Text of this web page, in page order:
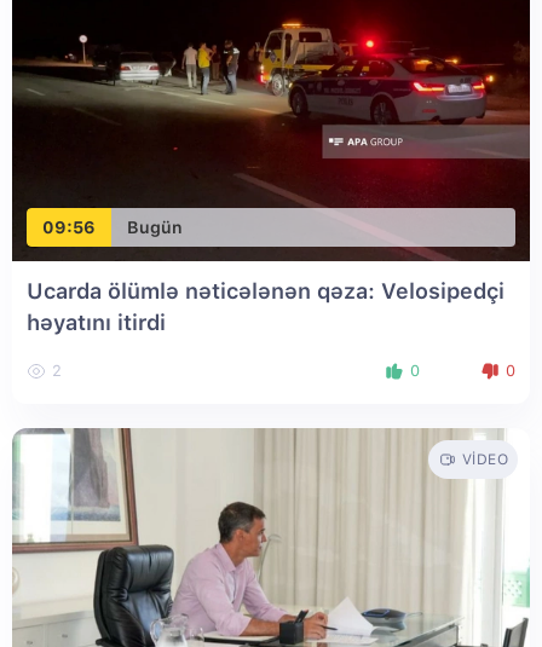
09:56 Bugün
Ucarda ölümlə nəticələnən qəza: Velosipedçi
həyatını itirdi
2 0 0
VIDEO